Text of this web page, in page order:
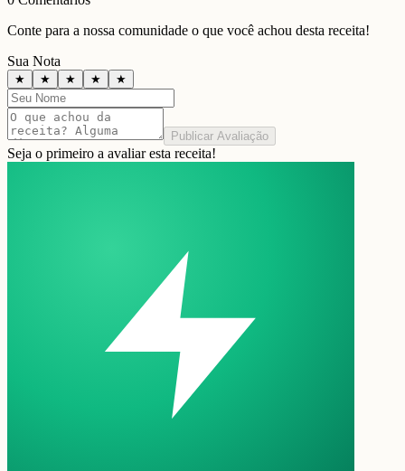
Conte para a nossa comunidade o que você achou desta receita!
Sua Nota
★ ★ ★ ★ ★
Publicar Avaliação
Seja o primeiro a avaliar esta receita!